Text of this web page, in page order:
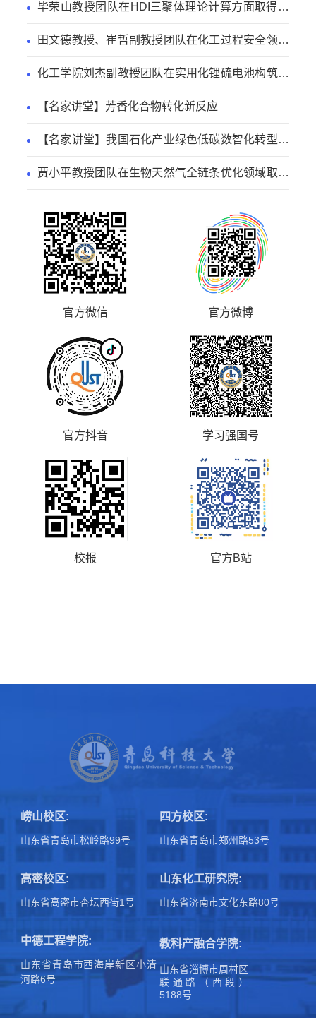
毕荣山教授团队在HDI三聚体理论计算方面取得新
田文德教授、崔哲副教授团队在化工过程安全领域
化工学院刘杰副教授团队在实用化锂硫电池构筑方
【名家讲堂】芳香化合物转化新反应
【名家讲堂】我国石化产业绿色低碳数智化转型路
贾小平教授团队在生物天然气全链条优化领域取得
官方微信 官方微博
官方抖音 学习强国号
校报 官方B站
崂山校区:
山东省青岛市松岭路99号
四方校区:
山东省青岛市郑州路53号
高密校区:
山东省高密市杏坛西街1号
山东化工研究院:
山东省济南市文化东路80号
中德工程学院:
山东省青岛市西海岸新区小清
河路6号
教科产融合学院:
山东省淄博市周村区
联通路（西段）
5188号